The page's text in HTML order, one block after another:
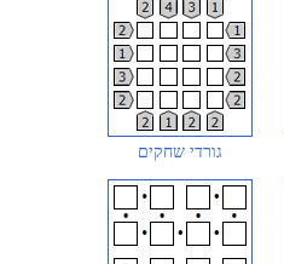
גורדי שחקים